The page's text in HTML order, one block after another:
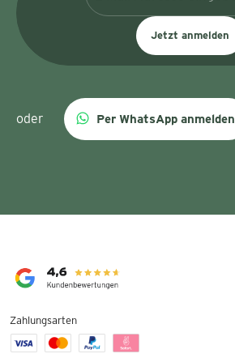
Jetzt anmelden
oder Per WhatsApp anmelden
Zahlungsarten